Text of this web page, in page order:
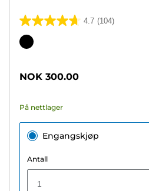
4.7 (104)
4.7
av
104
Fargekassett
NOK 300.00
På nettlager
Engangskjøp
Antall
1